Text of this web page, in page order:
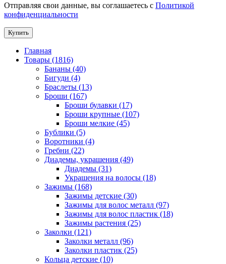
Отправляя свои данные, вы соглашаетесь с Политикой
конфиденциальности
Купить
Главная
Товары (1816)
Бананы (40)
Бигуди (4)
Браслеты (13)
Броши (167)
Броши булавки (17)
Броши крупные (107)
Броши мелкие (45)
Бублики (5)
Воротники (4)
Гребни (22)
Диадемы, украшения (49)
Диадемы (31)
Украшения на волосы (18)
Зажимы (168)
Зажимы детские (30)
Зажимы для волос металл (97)
Зажимы для волос пластик (18)
Зажимы растения (25)
Заколки (121)
Заколки металл (96)
Заколки пластик (25)
Кольца детские (10)